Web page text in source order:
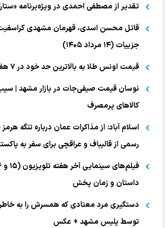
تقدیر از مصطفی احمدی در ویژه‌برنامه
قاتل محسن اسدی، قهرمان مشهدی
جزییات (۱۴ مرداد ۱۴۰۵)
قیمت اونس طلا به بالاترین حد خود در ۷ هفته اخیر رسید
نوسان قیمت صیفی‌جات در بازار مشهد |
کالا‌های پرمصرف
اسلام آباد: از مذاکرات عمان درباره تنگه
رسمی از قالیباف و عراقچی برای سفر به
داستان و زمان پخش
دستگیری مرد معتادی که همسرش را به
توسط پلیس مشهد + عکس